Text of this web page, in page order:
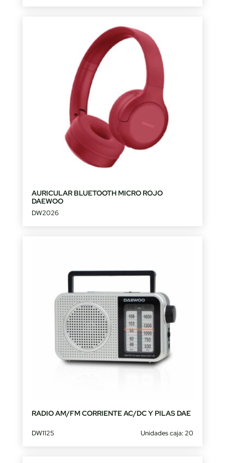
AURICULAR BLUETOOTH MICRO ROJO
DAEWOO
DW2026
RADIO AM/FM CORRIENTE AC/DC Y PILAS DAE
DW1125 Unidades caja: 20